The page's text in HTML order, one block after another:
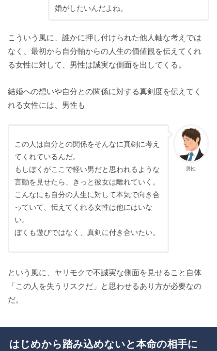
婚がしたいんだよね。
こういう風に、誰かに押し付けられた他人軸な考えでは
なく、最初から自分軸からの人生の価値観を伝えてくれ
る女性に対して、男性は誠実な側面を出してくる。
結婚への想いや自分との関係に対する真剣度を伝えてく
れる女性には、男性も
男性
この人は自分との関係をそんなに真剣に考え
てくれているんだ。
もしぼくがここで軽い男だと思われるような
言動を見せたら、きっと彼女は離れていく。
こんなにも自分の人生に対して本気で向き合
っていて、伝えてくれる女性は他にはいな
い。
ぼくも遊びではなく、真剣に付き合いたい。
という風に、ヤリモクで不誠実な側面を見せること自体
「この人を失うリスクだ」と思わせるあり方が必要なの
だ。
はじめから踏み込めないと本命の相手に